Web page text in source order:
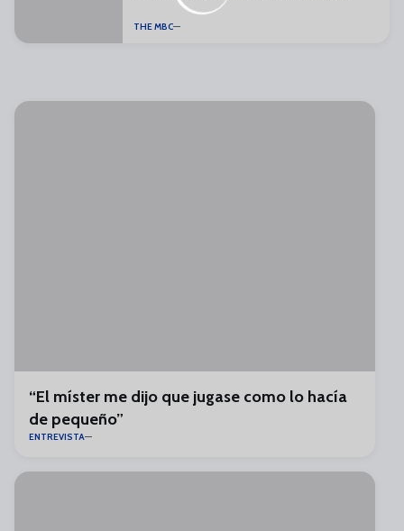
THE MBC
“El míster me dijo que jugase como lo hacía
de pequeño”
ENTREVISTA